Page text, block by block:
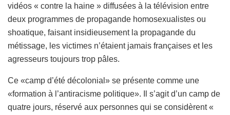
vidéos « contre la haine » diffusées à la télévision entre
deux programmes de propagande homosexualistes ou
shoatique, faisant insidieusement la propagande du
métissage, les victimes n’étaient jamais françaises et les
agresseurs toujours trop pâles.
Ce «camp d’été décolonial» se présente comme une
«formation à l’antiracisme politique». Il s’agit d’un camp de
quatre jours, réservé aux personnes qui se considèrent «